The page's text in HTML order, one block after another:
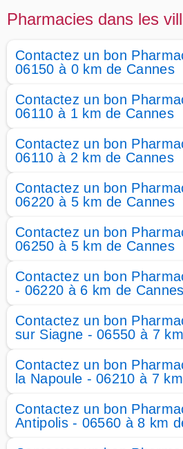
Pharmacies dans les
Contactez un bon
06150 à 0 km de Cannes
Contactez un bon
06110 à 1 km de Cannes
Contactez un bon
06110 à 2 km de Cannes
Contactez un bon
06220 à 5 km de Cannes
Contactez un bon
06250 à 5 km de Cannes
Contactez un bon
- 06220 à 6 km de Cannes
Contactez un bon
sur Siagne - 06550 à 7
Contactez un bon
la Napoule - 06210 à 7
Contactez un bon
Antipolis - 06560 à 8 km